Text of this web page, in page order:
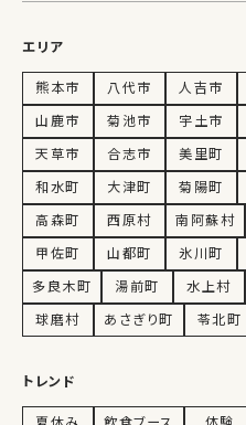
エリア
熊本市 八代市 人吉市
山鹿市
菊池市 宇土市
天草市
合志市 美里町
和水町
大津町 菊陽町
高森町
西原村 南阿蘇村
甲佐町
山都町 氷川町
多良木町
湯前町 水上村
球磨村
あさぎり町 苓北町
トレンド